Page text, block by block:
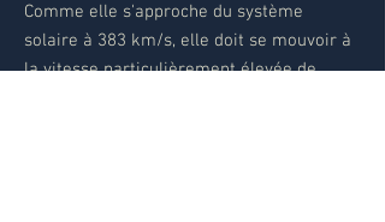
Comme elle s'approche du système
solaire à 383 km/s, elle doit se mouvoir à
la vitesse particulièrement élevée de